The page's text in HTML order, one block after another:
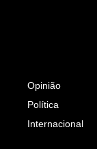
Opinião
Política
Internacional